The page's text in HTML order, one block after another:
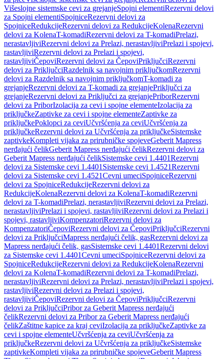
Višeslojne sistemske cevi za grejanjeSpojni elementiRezervni delovi
za Spojni elementiSpojniceRezervni delovi za
SpojniceRedukcijeRezervni delovi za RedukcijeKolenaRezervni
delovi za KolenaT-komadiRezervni delovi za T-komadiPrelazi,
nerastavljiviRezervni delovi za Prelazi, nerastavljiviPrelazi i spojevi,
rastavljiviRezervni delovi za Prelazi i spojevi,
rastavljiviČepoviRezervni delovi za ČepoviPriključciRezervni
delovi za PriključciRazdelnik sa navojnim priključkomRezervni
delovi za Razdelnik sa navojnim priključkomT-komadi za
grejanjeRezervni delovi za T-komadi za grejanjePriključci za
grejanjeRezervni delovi za Priključci za grejanjePriborRezervni
delovi za PriborIzolacija za cevi i spojne elementeIzolacija za
priključkeZaptivke za cevi i spojne elementeZaptivke za
priključkePoklopci za ceviUčvršćenja za ceviUčvršćenja za
priključkeRezervni delovi za Učvršćenja za priključkeSistemske
zaptivkeKompleti vijaka za prirubničke spojeveGeberit Mapress
nerđajući čelikGeberit Mapress nerđajući čelikRezervni delovi za
Geberit Mapress nerđajući čelikSistemske cevi 1.4401Rezervni
delovi za Sistemske cevi 1.4401 Sistemske cevi 1.4521Rezervni
delovi za Sistemske cevi 1.4521Cevni umeciSpojniceRezervni
delovi za SpojniceRedukcijeRezervni delovi za
RedukcijeKolenaRezervni delovi za KolenaT-komadiRezervni
delovi za T-komadiPrelazi, nerastavljiviRezervni delovi za Prelazi,
nerastavljiviPrelazi i spojevi, rastavljiviRezervni delovi za Prelazi i
spojevi, rastavljiviKompenzatoriRezervni delovi za
KompenzatoriČepoviRezervni delovi za ČepoviPriključciRezervni
delovi za PriključciMapress nerđajući čelik, gasRezervni delovi za
Mapress nerđajući čelik, gasSistemske cevi 1.4401Rezervni delovi
za Sistemske cevi 1.4401Cevni umeciSpojniceRezervni delovi za
SpojniceRedukcijeRezervni delovi za RedukcijeKolenaRezervni
delovi za KolenaT-komadiRezervni delovi za T-komadiPrelazi,
nerastavljiviRezervni delovi za Prelazi, nerastavljiviPrelazi i spojevi,
rastavljiviRezervni delovi za Prelazi i spojevi,
rastavljiviČepoviRezervni delovi za ČepoviPriključciRezervni
delovi za PriključciPribor za Geberit Mapress nerđajući
čelikRezervni delovi za Pribor za Geberit Mapress nerđajući
čelikZaštitne kapice za kraj ceviIzolacija za priključkeZaptivke za
cevi i spojne elementeUčvršćenja za ceviUčvršćenja za
priključkeRezervni delovi za Učvršćenja za priključkeSistemske
zaptivkeKompleti vijaka za prirubničke spojeveGeberit Mapress